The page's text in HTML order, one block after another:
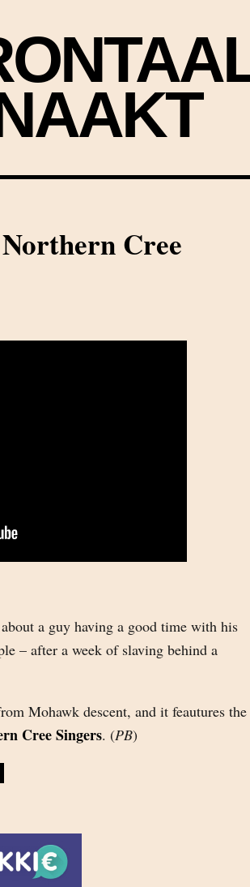
Cree
a guy having a good time with his
– after a week of slaving behind a
Mohawk descent, and it feautures the
Cree Singers. (PB)